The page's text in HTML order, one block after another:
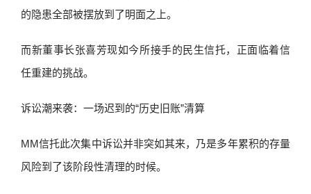
的隐患全部被摆放到了明面之上。
而新董事长张喜芳现如今所接手的民生信托，正面临着信
任重建的挑战。
诉讼潮来袭：一场迟到的“历史旧账”清算
MM信托此次集中诉讼并非突如其来，乃是多年累积的存量
风险到了该阶段性清理的时候。